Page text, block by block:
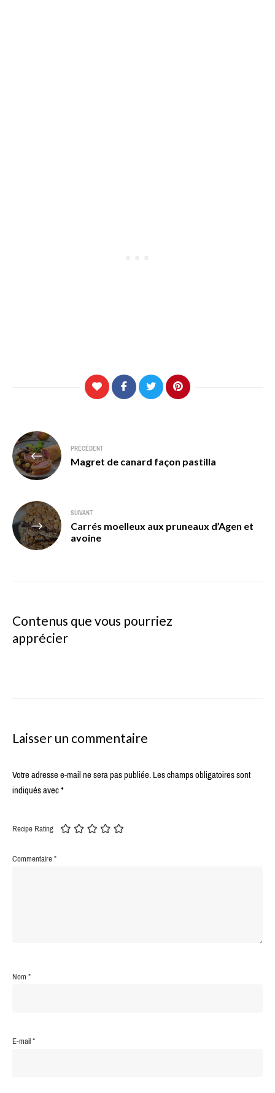
Navigation
de
l’article
PRÉCÉDENT
Magret de canard façon pastilla
SUIVANT
Carrés moelleux aux pruneaux d’Agen et
avoine
Contenus que vous pourriez
apprécier
Laisser un commentaire
Votre adresse e-mail ne sera pas publiée.Les champs obligatoires sont
indiqués avec*
Recipe Rating
Commentaire*
Nom*
E-mail*